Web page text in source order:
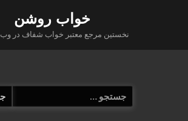
خواب روشن
نخستین مرجع معتبر خواب شفاف در
جستجو
برای: